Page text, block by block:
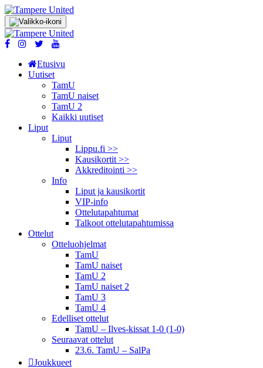
Etusivu
Uutiset
TamU
TamU naiset
TamU 2
Kaikki uutiset
Liput
Liput
Lippu.fi >>
Kausikortit >>
Akkreditointi >>
Info
Liput ja kausikortit
VIP-info
Ottelutapahtumat
Talkoot ottelu­tapahtumissa
Ottelut
Otteluohjelmat
TamU
TamU naiset
TamU 2
TamU naiset 2
TamU 3
TamU 4
Edelliset ottelut
TamU – Ilves-kissat 1-0 (1-0)
Seuraavat ottelut
23.6. TamU – SalPa
Joukkueet